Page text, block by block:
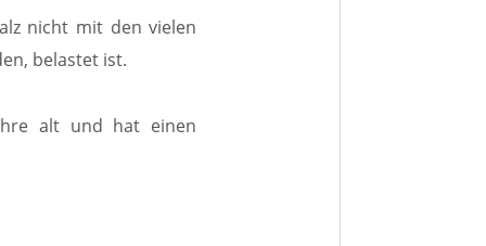
nicht mit den vielen
belastet ist.
alt und hat einen